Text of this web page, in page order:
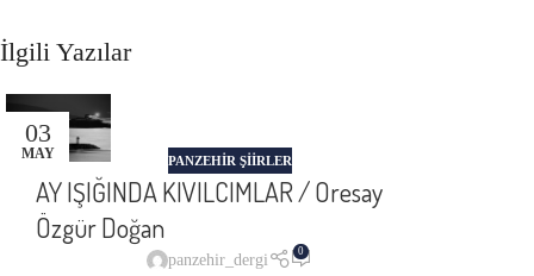
İlgili Yazılar
03
MAY PANZEHIR ŞIIRLER
AY IŞIĞINDA KIVILCIMLAR / Oresay
Özgür Doğan
panzehir_dergi 0